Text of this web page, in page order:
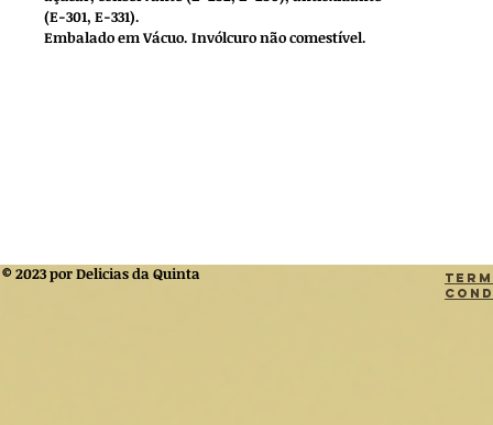
(E-301, E-331).
Embalado em Vácuo. Invólcuro não comestível.
© 2023 por Delicias da Quinta